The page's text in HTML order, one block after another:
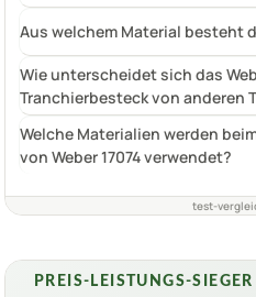
Aus welchem Material besteht
Wie unterscheidet sich das
Tranchierbesteck von anderen
Welche Materialien werden
von Weber 17074 verwendet?
test-
PREIS-LEISTUNGS-SIEGER